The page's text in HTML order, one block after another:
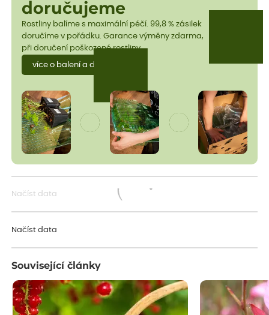
doručujeme
Rostliny balíme s maximální péčí. 99,8 % zásilek
doručíme v pořádku. Garance výměny zdarma,
při doručení poškozené rostliny.
více o balení a dopravě
Načíst data
Načíst data
Související články